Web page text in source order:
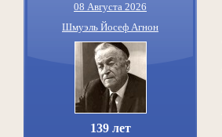
08 Августа 2026
Шмуэль Йосеф Агнон
139 лет